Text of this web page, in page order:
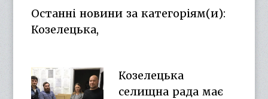
YouTube
Останні новини за категоріям(и):
Козелецька,
Козелецька
селищна рада має